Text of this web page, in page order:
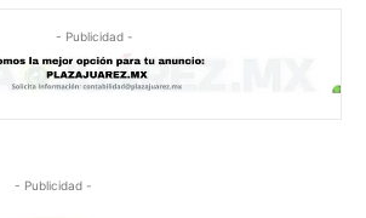
- Publicidad -
- Publicidad -